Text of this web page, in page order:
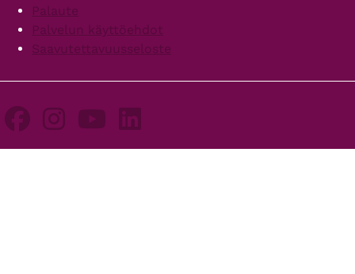
Palaute
Palvelun käyttöehdot
Saavutettavuusseloste